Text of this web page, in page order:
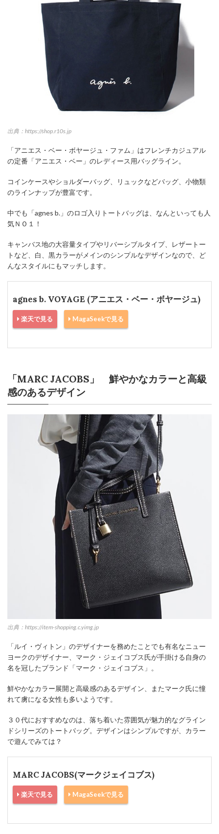
出典：https://shop.r10s.jp
「アニエス・ベー・ボヤージュ・ファム」はフレンチカジュアル
の定番「アニエス・ベー」のレディース用バッグライン。
コインケースやショルダーバッグ、リュックなどバッグ、小物類
のラインナップが豊富です。
中でも「agnes b.」のロゴ入りトートバッグは、なんといっても人
気ＮＯ１！
キャンバス地の大容量タイプやリバーシブルタイプ、レザートー
トなど、白、黒カラーがメインのシンプルなデザインなので、ど
んなスタイルにもマッチします。
agnes b. VOYAGE (アニエス・ベー・ボヤージュ)
楽天で見る MagaSeekで見る
「MARC JACOBS」 鮮やかなカラーと高級
感のあるデザイン
出典：https://item-shopping.c.yimg.jp
「ルイ・ヴィトン」のデザイナーを務めたことでも有名なニュー
ヨークのデザイナー、マーク・ジェイコブス氏が手掛ける自身の
名を冠したブランド「マーク・ジェイコブス」。
鮮やかなカラー展開と高級感のあるデザイン、またマーク氏に憧
れて虜になる女性も多いようです。
３０代におすすめなのは、落ち着いた雰囲気が魅力的なグライン
ドシリーズのトートバッグ。デザインはシンプルですが、カラー
で遊んでみては？
MARC JACOBS(マークジェイコブス)
楽天で見る MagaSeekで見る